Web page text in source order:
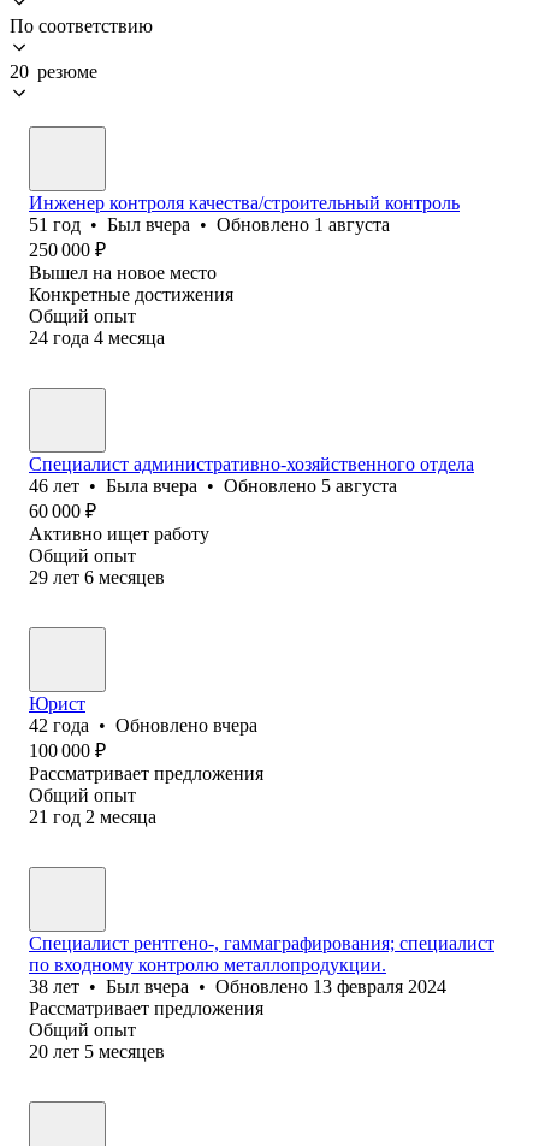
По соответствию
20 резюме
Инженер контроля качества/строительный контроль
51 год • Был вчера • Обновлено 1 августа
250 000 ₽
Вышел на новое место
Конкретные достижения
Общий опыт
24 года 4 месяца
Специалист административно-хозяйственного отдела
46 лет • Была вчера • Обновлено 5 августа
60 000 ₽
Активно ищет работу
Общий опыт
29 лет 6 месяцев
Юрист
42 года • Обновлено вчера
100 000 ₽
Рассматривает предложения
Общий опыт
21 год 2 месяца
Специалист рентгено-, гаммаграфирования; специалист
по входному контролю металлопродукции.
38 лет • Был вчера • Обновлено 13 февраля 2024
Рассматривает предложения
Общий опыт
20 лет 5 месяцев